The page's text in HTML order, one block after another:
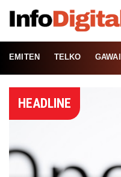
EMITEN TELKO GAWAI
HEADLINE